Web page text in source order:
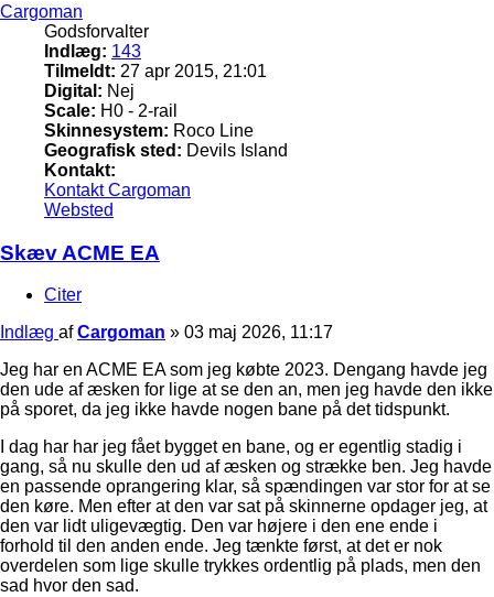
Cargoman
Godsforvalter
Indlæg: 143
Tilmeldt: 27 apr 2015, 21:01
Digital: Nej
Scale: H0 - 2-rail
Skinnesystem: Roco Line
Geografisk sted: Devils Island
Kontakt:
Kontakt Cargoman
Websted
Skæv ACME EA
Citer
Indlæg afCargoman » 03 maj 2026, 11:17
Jeg har en ACME EA som jeg købte 2023. Dengang havde jeg
den ude af æsken for lige at se den an, men jeg havde den ikke
på sporet, da jeg ikke havde nogen bane på det tidspunkt.
I dag har har jeg fået bygget en bane, og er egentlig stadig i
gang, så nu skulle den ud af æsken og strække ben. Jeg havde
en passende oprangering klar, så spændingen var stor for at se
den køre. Men efter at den var sat på skinnerne opdager jeg, at
den var lidt uligevægtig. Den var højere i den ene ende i
forhold til den anden ende. Jeg tænkte først, at det er nok
overdelen som lige skulle trykkes ordentlig på plads, men den
sad hvor den sad.